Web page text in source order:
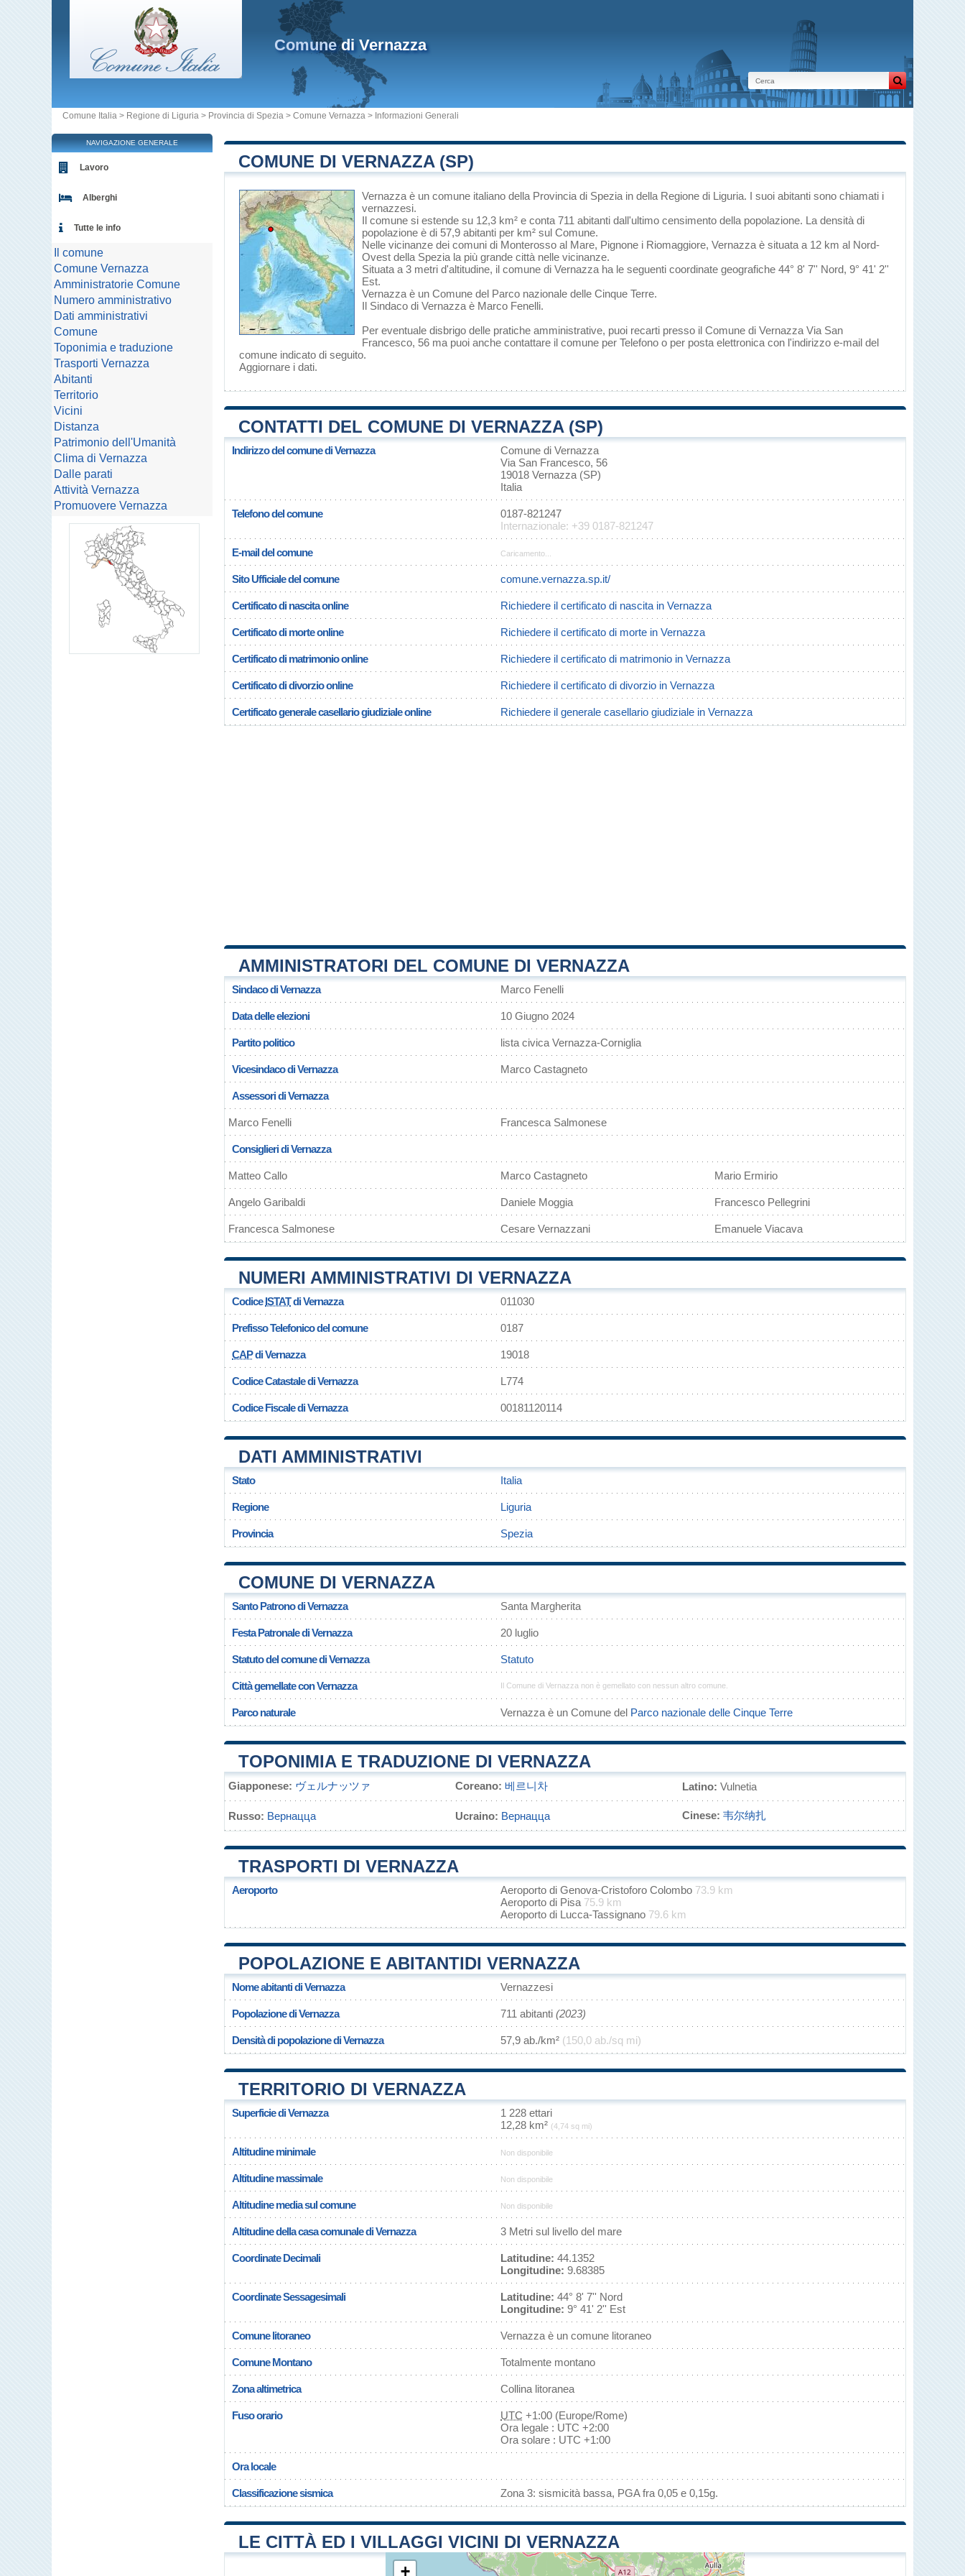
Comunedi Vernazza
Comune Italia > Regione di Liguria > Provincia di Spezia > Comune Vernazza > Informazioni Generali
COMUNE DI VERNAZZA (SP)
Vernazza è un comune italiano della Provincia di Spezia in della Regione di Liguria. I suoi abitanti sono chiamati i
vernazzesi.
Il comune si estende su 12,3 km² e conta 711 abitanti dall'ultimo censimento della popolazione. La densità di
popolazione è di 57,9 abitanti per km² sul Comune.
Nelle vicinanze dei comuni di Monterosso al Mare, Pignone i Riomaggiore, Vernazza è situata a 12 km al Nord-
Ovest della Spezia la più grande città nelle vicinanze.
Situata a 3 metri d'altitudine, il comune di Vernazza ha le seguenti coordinate geografiche 44° 8' 7'' Nord, 9° 41' 2''
Est.
Vernazza è un Comune del Parco nazionale delle Cinque Terre.
Il Sindaco di Vernazza è Marco Fenelli.
Per eventuale disbrigo delle pratiche amministrative, puoi recarti presso il Comune di Vernazza Via San
Francesco, 56 ma puoi anche contattare il comune per Telefono o per posta elettronica con l'indirizzo e-mail del
comune indicato di seguito.
Aggiornare i dati.
CONTATTI DEL COMUNE DI VERNAZZA (SP)
Indirizzo del comune di Vernazza
Comune di Vernazza
Via San Francesco, 56
19018 Vernazza (SP)
Italia
Telefono del comune
0187-821247
Internazionale: +39 0187-821247
E-mail del comune Caricamento...
Sito Ufficiale del comune comune.vernazza.sp.it/
Certificato di nascita online Richiedere il certificato di nascita in Vernazza
Certificato di morte online Richiedere il certificato di morte in Vernazza
Certificato di matrimonio online Richiedere il certificato di matrimonio in Vernazza
Certificato di divorzio online Richiedere il certificato di divorzio in Vernazza
Certificato generale casellario giudiziale online Richiedere il generale casellario giudiziale in Vernazza
AMMINISTRATORI DEL COMUNE DI VERNAZZA
Sindaco di Vernazza Marco Fenelli
Data delle elezioni 10 Giugno 2024
Partito politico lista civica Vernazza-Corniglia
Vicesindaco di Vernazza Marco Castagneto
Assessori di Vernazza
Marco Fenelli Francesca Salmonese
Consiglieri di Vernazza
Matteo Callo Marco Castagneto Mario Ermirio
Angelo Garibaldi Daniele Moggia Francesco Pellegrini
Francesca Salmonese Cesare Vernazzani Emanuele Viacava
NUMERI AMMINISTRATIVI DI VERNAZZA
CodiceISTATdi Vernazza 011030
Prefisso Telefonico del comune 0187
CAPdi Vernazza 19018
Codice Catastale di Vernazza L774
Codice Fiscale di Vernazza 00181120114
DATI AMMINISTRATIVI
Stato Italia
Regione Liguria
Provincia Spezia
COMUNE DI VERNAZZA
Santo Patrono di Vernazza Santa Margherita
Festa Patronale di Vernazza 20 luglio
Statuto del comune di Vernazza Statuto
Città gemellate con Vernazza Il Comune di Vernazza non è gemellato con nessun altro comune.
Parco naturale Vernazza è un Comune del Parco nazionale delle Cinque Terre
TOPONIMIA E TRADUZIONE DI VERNAZZA
Giapponese: ヴェルナッツァ Coreano: 베르니차 Latino: Vulnetia
Russo: Вернацца Ucraino: Вернацца Cinese: 韦尔纳扎
TRASPORTI DI VERNAZZA
Aeroporto Aeroporto di Genova-Cristoforo Colombo 73.9 km
Aeroporto di Pisa 75.9 km
Aeroporto di Lucca-Tassignano 79.6 km
POPOLAZIONE E ABITANTIDI VERNAZZA
Nome abitanti di Vernazza Vernazzesi
Popolazione di Vernazza 711 abitanti (2023)
Densità di popolazione di Vernazza 57,9 ab./km² (150,0 ab./sq mi)
TERRITORIO DI VERNAZZA
Superficie di Vernazza
1 228 ettari
12,28 km² (4,74 sq mi)
Altitudine minimale Non disponibile
Altitudine massimale Non disponibile
Altitudine media sul comune Non disponibile
Altitudine della casa comunale di Vernazza 3 Metri sul livello del mare
Coordinate Decimali Latitudine: 44.1352
Longitudine: 9.68385
Coordinate Sessagesimali Latitudine: 44° 8' 7'' Nord
Longitudine: 9° 41' 2'' Est
Comune litoraneo Vernazza è un comune litoraneo
Comune Montano Totalmente montano
Zona altimetrica Collina litoranea
Fuso orario UTC +1:00 (Europe/Rome)
Ora legale : UTC +2:00
Ora solare : UTC +1:00
Ora locale
Classificazione sismica Zona 3: sismicità bassa, PGA fra 0,05 e 0,15g.
LE CITTÀ ED I VILLAGGI VICINI DI VERNAZZA
+
NAVIGAZIONE GENERALE
Lavoro
Alberghi
Tutte le info
Il comune
Comune Vernazza
Amministratorie Comune
Numero amministrativo
Dati amministrativi
Comune
Toponimia e traduzione
Trasporti Vernazza
Abitanti
Territorio
Vicini
Distanza
Patrimonio dell'Umanità
Clima di Vernazza
Dalle parati
Attività Vernazza
Promuovere Vernazza